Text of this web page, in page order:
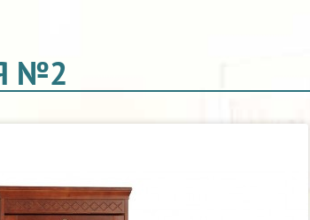
№2